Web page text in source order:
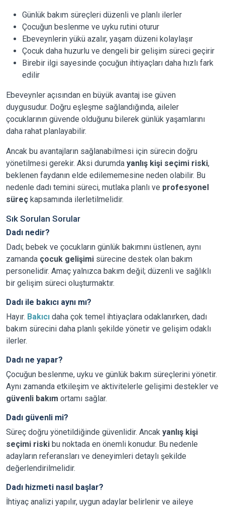
Günlük bakım süreçleri düzenli ve planlı ilerler
Çocuğun beslenme ve uyku rutini oturur
Ebeveynlerin yükü azalır, yaşam düzeni kolaylaşır
Çocuk daha huzurlu ve dengeli bir gelişim süreci geçirir
Birebir ilgi sayesinde çocuğun ihtiyaçları daha hızlı fark
edilir
Ebeveynler açısından en büyük avantaj ise güven
duygusudur. Doğru eşleşme sağlandığında, aileler
çocuklarının güvende olduğunu bilerek günlük yaşamlarını
daha rahat planlayabilir.
Ancak bu avantajların sağlanabilmesi için sürecin doğru
yönetilmesi gerekir. Aksi durumda yanlış kişi seçimi riski,
beklenen faydanın elde edilememesine neden olabilir. Bu
nedenle dadı temini süreci, mutlaka planlı ve profesyonel
süreç kapsamında ilerletilmelidir.
Sık Sorulan Sorular
Dadı nedir?
Dadı; bebek ve çocukların günlük bakımını üstlenen, aynı
zamanda çocuk gelişimi sürecine destek olan bakım
personelidir. Amaç yalnızca bakım değil; düzenli ve sağlıklı
bir gelişim süreci oluşturmaktır.
Dadı ile bakıcı aynı mı?
Hayır. Bakıcı daha çok temel ihtiyaçlara odaklanırken, dadı
bakım sürecini daha planlı şekilde yönetir ve gelişim odaklı
ilerler.
Dadı ne yapar?
Çocuğun beslenme, uyku ve günlük bakım süreçlerini yönetir.
Aynı zamanda etkileşim ve aktivitelerle gelişimi destekler ve
güvenli bakım ortamı sağlar.
Dadı güvenli mi?
Süreç doğru yönetildiğinde güvenlidir. Ancak yanlış kişi
seçimi riski bu noktada en önemli konudur. Bu nedenle
adayların referansları ve deneyimleri detaylı şekilde
değerlendirilmelidir.
Dadı hizmeti nasıl başlar?
İhtiyaç analizi yapılır, uygun adaylar belirlenir ve aileye